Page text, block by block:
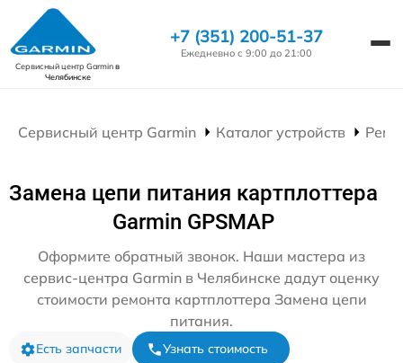
Сервисный центр Garminв
Челябинске
+7 (351) 200-51-37
Ежедневно с 9:00 до 21:00
Сервисный центр Garmin Каталог устройств
Замена цепи питания картплоттера
Garmin GPSMAP
Оформите обратный звонок. Наши мастера из
сервис-центра Garmin в Челябинске дадут оценку
стоимости ремонта картплоттера Замена цепи
питания.
Есть запчасти Узнать стоимость